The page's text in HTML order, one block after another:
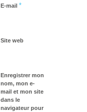
E-mail *
Site web
Enregistrer mon
nom, mon e-
mail et mon site
dans le
navigateur pour